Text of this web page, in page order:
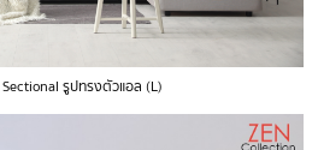
รูปทรงตัวแอล (L)